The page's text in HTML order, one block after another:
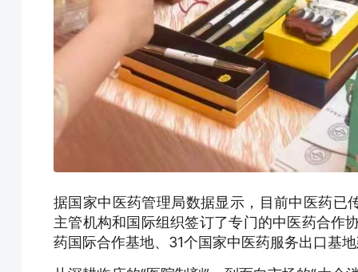
据国家中医药管理局数据显示，目前中医药
主管机构和国际组织签订了专门的中医药合作
药国际合作基地、31个国家中医药服务出口基